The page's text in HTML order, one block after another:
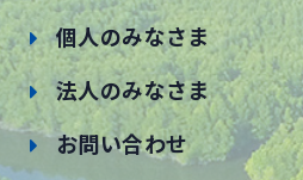
個人のみなさま
法人のみなさま
お問い合わせ